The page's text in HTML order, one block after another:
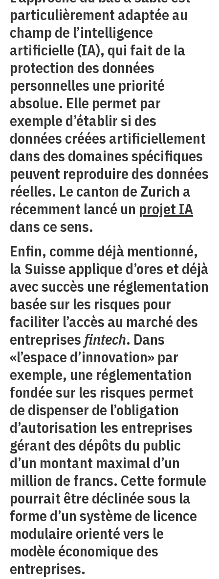
particulièrement adaptée au
champ de l’intelligence
artificielle (IA), qui fait de la
protection des données
personnelles une priorité
absolue. Elle permet par
exemple d’établir si des
données créées artificiellement
dans des domaines spécifiques
peuvent reproduire des données
réelles. Le canton de Zurich a
récemment lancé un projet IA
dans ce sens.
Enfin, comme déjà mentionné,
la Suisse applique d’ores et déjà
avec succès une réglementation
basée sur les risques pour
faciliter l’accès au marché des
entreprises fintech. Dans
«l’espace d’innovation» par
exemple, une réglementation
fondée sur les risques permet
de dispenser de l’obligation
d’autorisation les entreprises
gérant des dépôts du public
d’un montant maximal d’un
million de francs. Cette formule
pourrait être déclinée sous la
forme d’un système de licence
modulaire orienté vers le
modèle économique des
entreprises.